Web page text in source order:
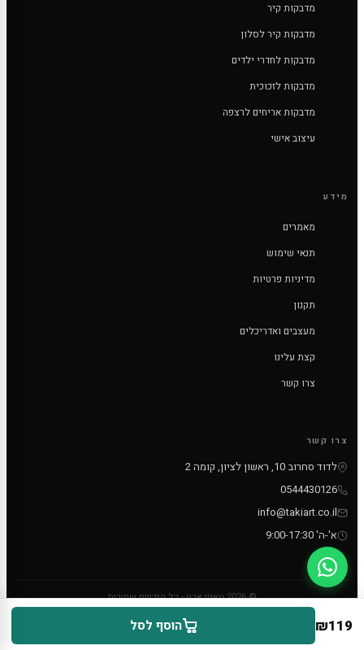
₪119 הוסף לסל
מדבקות קיר
מדבקות קיר לסלון
מדבקות לחדרי ילדים
מדבקות לזכוכית
מדבקות אריחים לרצפה
עיצוב אישי
מידע
מאמרים
תנאי שימוש
מדיניות פרטיות
תקנון
מעצבים ואדריכלים
קצת עלינו
צרו קשר
צרו קשר
לדוד סחרוב 10, ראשון לציון, קומה 2
0544430126
info@takiart.co.il
א'-ה' 9:00-17:30
© 2026 טאקי ארט - כל הזכויות שמורות